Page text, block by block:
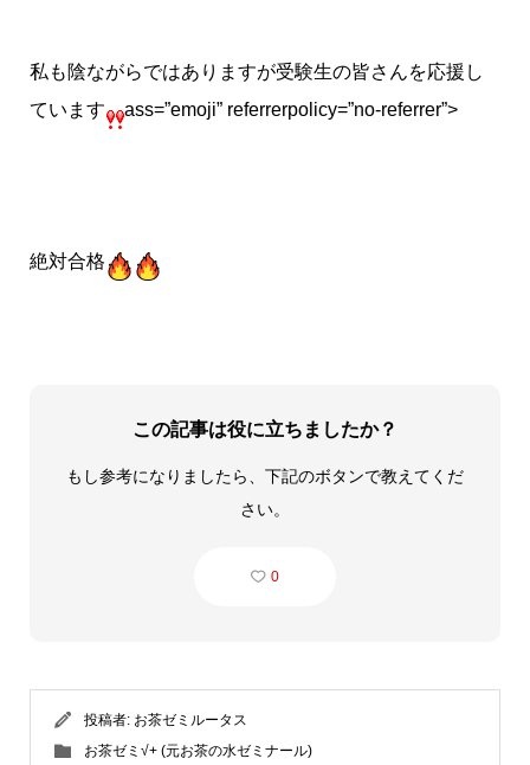
私も陰ながらではありますが受験生の皆さんを応援し
ています
ass=”emoji” referrerpolicy=”no-referrer”>
絶対合格
この記事は役に立ちましたか？
もし参考になりましたら、下記のボタンで教えてくだ
さい。
0
投稿者: お茶ゼミルータス
お茶ゼミ√+ (元お茶の水ゼミナール)